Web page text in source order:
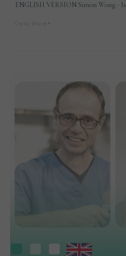
ENGLISH VERSION Simon Wong -